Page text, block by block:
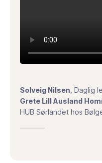
Solveig Nilsen , Daglig
Grete Lill Ausland
HUB Sørlandet hos